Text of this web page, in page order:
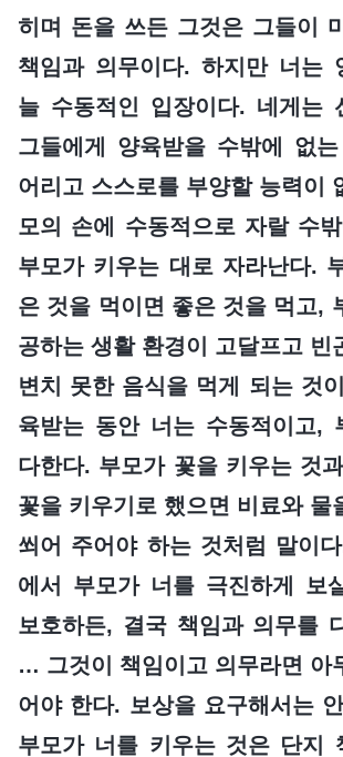
히며 돈을 쓰든 그것은 그들이
책임과 의무이다. 하지만 너는
늘 수동적인 입장이다. 네게는
그들에게 양육받을 수밖에 없
어리고 스스로를 부양할 능력이
모의 손에 수동적으로 자랄 수
부모가 키우는 대로 자라난다.
은 것을 먹이면 좋은 것을 먹고,
공하는 생활 환경이 고달프고 빈
변치 못한 음식을 먹게 되는 것
육받는 동안 너는 수동적이고,
다한다. 부모가 꽃을 키우는 것
꽃을 키우기로 했으면 비료와 물
쐬어 주어야 하는 것처럼 말이
에서 부모가 너를 극진하게 보
보호하든, 결국 책임과 의무를
… 그것이 책임이고 의무라면 아
어야 한다. 보상을 요구해서는
부모가 너를 키우는 것은 단지